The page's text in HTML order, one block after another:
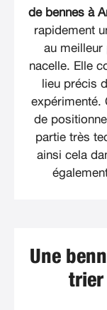
de bennes à
rapidement
au meilleur
nacelle. Elle
lieu précis
expérimenté.
de
partie très
ainsi cela
Une
trier